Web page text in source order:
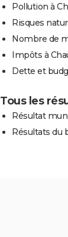
Pollution à
Risques
Nombre de
Impôts à
Dette et
Tous les
Résultat
Résultats du